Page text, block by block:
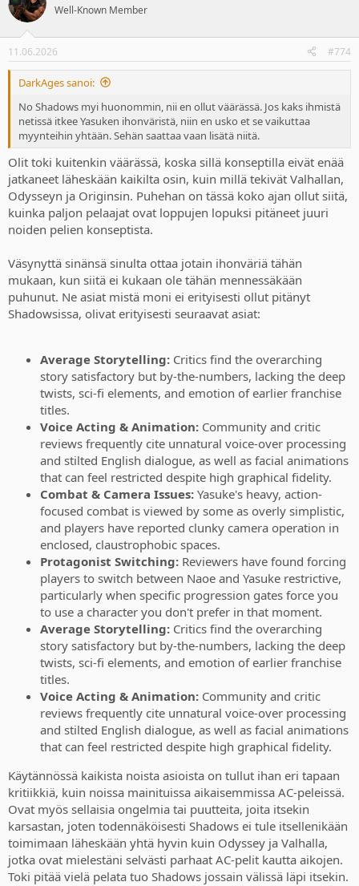
Well-Known Member
11.06.2026 #774
DarkAges sanoi:
No Shadows myi huonommin, nii en ollut väärässä. Jos kaks ihmistä
netissä itkee Yasuken ihonväristä, niin en usko et se vaikuttaa
myynteihin yhtään. Sehän saattaa vaan lisätä niitä.
Olit toki kuitenkin väärässä, koska sillä konseptilla eivät enää
jatkaneet läheskään kaikilta osin, kuin millä tekivät Valhallan,
Odysseyn ja Originsin. Puhehan on tässä koko ajan ollut siitä,
kuinka paljon pelaajat ovat loppujen lopuksi pitäneet juuri
noiden pelien konseptista.
Väsynyttä sinänsä sinulta ottaa jotain ihonväriä tähän
mukaan, kun siitä ei kukaan ole tähän mennessäkään
puhunut. Ne asiat mistä moni ei erityisesti ollut pitänyt
Shadowsissa, olivat erityisesti seuraavat asiat:
Average Storytelling: Critics find the overarching
story satisfactory but by-the-numbers, lacking the deep
twists, sci-fi elements, and emotion of earlier franchise
titles.
Voice Acting & Animation: Community and critic
reviews frequently cite unnatural voice-over processing
and stilted English dialogue, as well as facial animations
that can feel restricted despite high graphical fidelity.
Combat & Camera Issues: Yasuke's heavy, action-
focused combat is viewed by some as overly simplistic,
and players have reported clunky camera operation in
enclosed, claustrophobic spaces.
Protagonist Switching: Reviewers have found forcing
players to switch between Naoe and Yasuke restrictive,
particularly when specific progression gates force you
to use a character you don't prefer in that moment.
Average Storytelling: Critics find the overarching
story satisfactory but by-the-numbers, lacking the deep
twists, sci-fi elements, and emotion of earlier franchise
titles.
Voice Acting & Animation: Community and critic
reviews frequently cite unnatural voice-over processing
and stilted English dialogue, as well as facial animations
that can feel restricted despite high graphical fidelity.
Käytännössä kaikista noista asioista on tullut ihan eri tapaan
kritiikkiä, kuin noissa mainituissa aikaisemmissa AC-peleissä.
Ovat myös sellaisia ongelmia tai puutteita, joita itsekin
karsastan, joten todennäköisesti Shadows ei tule itsellenikään
toimimaan läheskään yhtä hyvin kuin Odyssey ja Valhalla,
jotka ovat mielestäni selvästi parhaat AC-pelit kautta aikojen.
Toki pitää vielä pelata tuo Shadows jossain välissä läpi itsekin.